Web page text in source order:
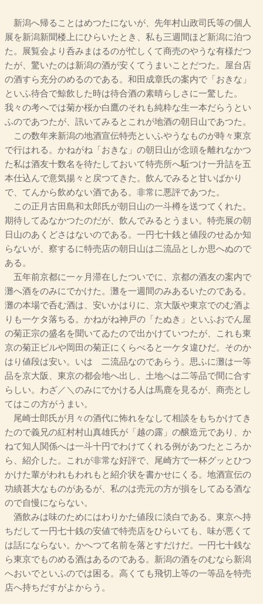
新潟へ帰ることはめつたにないが、先年村山政司氏等の個人
展を新潟新聞楼上にひらいたとき、私も三週間ほど新潟に泊つ
た。展覧会より呑みまはるのが忙しくて商売のやうな有様だつ
たが、驚いたのは新潟の酒が安くてうまいことだつた。屋台店
の酒すら充分のめるのである。和田成章氏の案内で「おきな」
といふ待合で鯨飲した時は待合酒の素晴らしさに一驚した。
我々の考へでは菊か桜か白鷹のそれも純粋な生一本だらうとい
ふのであつたが、訊いてみるとこれが地酒の朝日山であつた。
この数年来新潟の地酒宣伝特売といふやうなものが時々東京
で行はれる。かねがね「おきな」の朝日山が念頭を離れなかつ
た私は酒友十数名を待たしておいて特売所へ駈つけ一升詰を五
本仕込んで意気揚々と戻つてきた。飲んでみると甘いばかり
で、てんから飲めない酒である。非常に悪評であつた。
この正月古田島和太郎氏が朝日山の一斗樽を送つてくれた。
期待してゐなかつたのだが、飲んでみるとうまい。特売展の朝
日山のあくどさはないのである。一円七十銭と値段のせゐか知
らないが、察するに特売店の朝日山は二流品としか思へぬので
ある。
五年前京都に一ヶ月滞在したついでに、京都の酒友の案内で
灘へ酒をのみにでかけた。灘を一週間のみあるいたのである。
灘の本場で呑む酒は、安いかはりに、京大阪や東京でのむ酒よ
りも一ケタ落ちる。かねがね神戸の「たぬき」といふおでん屋
の菊正宗の盛名を聞いてゐたので出かけていつたが、これも東
京の菊正ビルや岡田の菊正にくらべると一ケタ違ひだ。そのか
はり値段は安い。いはゞ二流品なのであらう。思ふに灘は一等
品を京大阪、東京の都会地へ出し、土地へは二等品で間に合す
らしい。わざ／＼のみにでかける人は馬鹿を見るが、商売とし
てはこの方がうまい。
尾崎士郎氏が月々の酒代に怖れをなして相談をもちかけてき
たので義兄の紅村村山真雄氏が「越の露」の醸造元であり、か
ねて知人関係へは一斗十円でわけてくれる例があつたところか
ら、紹介した。これが非常な好評で、尾崎方で一杯グッとひつ
かけた輩がわれもわれもと紹介状を書かせにくる。地酒宣伝の
功績甚大なものがあるが、私のは売元の方が損をしてゐる酒な
ので自慢にならない。
酒飲みは味のためにはわりかた値段に淡白である。東京へ持
ちだして一円七十銭の安値で特売店をひらいても、味が悪くて
は話にならない。かへつて名前を落とすだけだ。一円七十銭な
ら東京でものめる酒はあるのである。新潟の酒をのむなら新潟
へおいでといふのでは困る。高くても飛切上等の一等品を特売
店へ持ちだすがよからう。